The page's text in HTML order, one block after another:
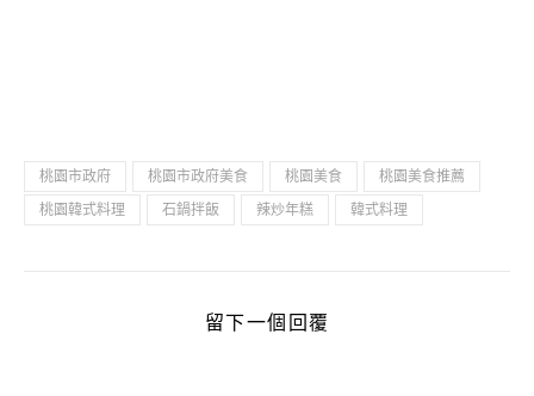
桃園市政府 桃園市政府美食 桃園美食
桃園美食推薦
桃園韓式料理
石鍋拌飯 辣炒年糕 韓式料理
留下一個回覆